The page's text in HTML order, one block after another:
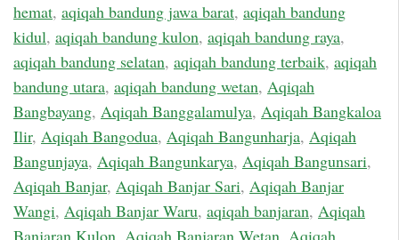
hemat, aqiqah bandung jawa barat, aqiqah bandung
kidul, aqiqah bandung kulon, aqiqah bandung raya,
aqiqah bandung selatan, aqiqah bandung terbaik, aqiqah
bandung utara, aqiqah bandung wetan, Aqiqah
Bangbayang, Aqiqah Banggalamulya, Aqiqah Bangkaloa
Ilir, Aqiqah Bangodua, Aqiqah Bangunharja, Aqiqah
Bangunjaya, Aqiqah Bangunkarya, Aqiqah Bangunsari,
Aqiqah Banjar, Aqiqah Banjar Sari, Aqiqah Banjar
Wangi, Aqiqah Banjar Waru, aqiqah banjaran, Aqiqah